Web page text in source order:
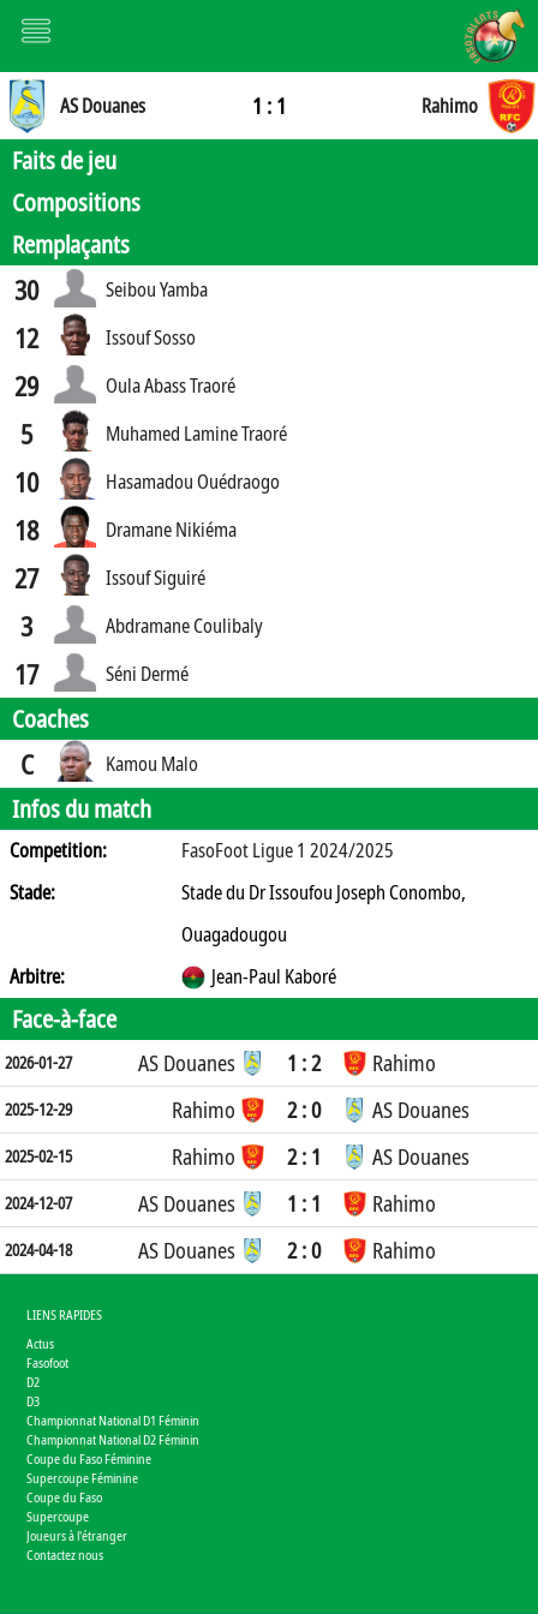
AS Douanes 1 : 1 Rahimo
Faits de jeu
Compositions
Remplaçants
30 Seibou Yamba
12 Issouf Sosso
29 Oula Abass Traoré
5 Muhamed Lamine Traoré
10 Hasamadou Ouédraogo
18 Dramane Nikiéma
27 Issouf Siguiré
3 Abdramane Coulibaly
17 Séni Dermé
Coaches
C Kamou Malo
Infos du match
Competition:
FasoFoot Ligue 1 2024/2025
Stade:
Stade du Dr Issoufou Joseph Conombo,
Ouagadougou
Arbitre:
Jean-Paul Kaboré
Face-à-face
2026-01-27 AS Douanes 1 : 2 Rahimo
2025-12-29 Rahimo 2 : 0 AS Douanes
2025-02-15 Rahimo 2 : 1 AS Douanes
2024-12-07 AS Douanes 1 : 1 Rahimo
2024-04-18 AS Douanes 2 : 0 Rahimo
LIENS RAPIDES
Actus
Fasofoot
D2
D3
Championnat National D1 Féminin
Championnat National D2 Féminin
Coupe du Faso Féminine
Supercoupe Féminine
Coupe du Faso
Supercoupe
Joueurs à l'étranger
Contactez nous